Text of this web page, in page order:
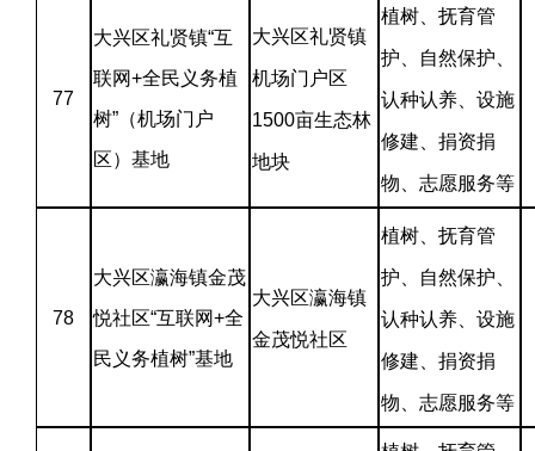
77
大兴区礼贤镇“互
联网+全民义务植
树”（机场门户
区）基地
大兴区礼贤镇
机场门户区
1500亩生态林
地块
植树、抚育管
护、自然保护、
认种认养、设施
修建、捐资捐
物、志愿服务等
78
大兴区瀛海镇金茂
悦社区“互联网+全
民义务植树”基地
大兴区瀛海镇
金茂悦社区
植树、抚育管
护、自然保护、
认种认养、设施
修建、捐资捐
物、志愿服务等